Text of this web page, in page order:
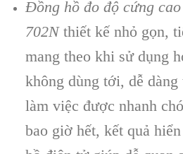
Đồng hồ đo độ cứng
702Nthiết kế nhỏ gọn,
mang theo khi sử dụng
không dùng tới, dễ dàng
làm việc được nhanh ch
bao giờ hết, kết quả